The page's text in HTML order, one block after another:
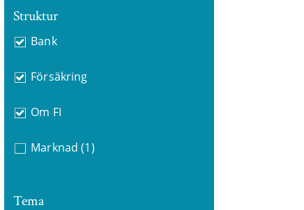
Struktur
Bank
Försäkring
Om FI
Marknad (1)
Tema